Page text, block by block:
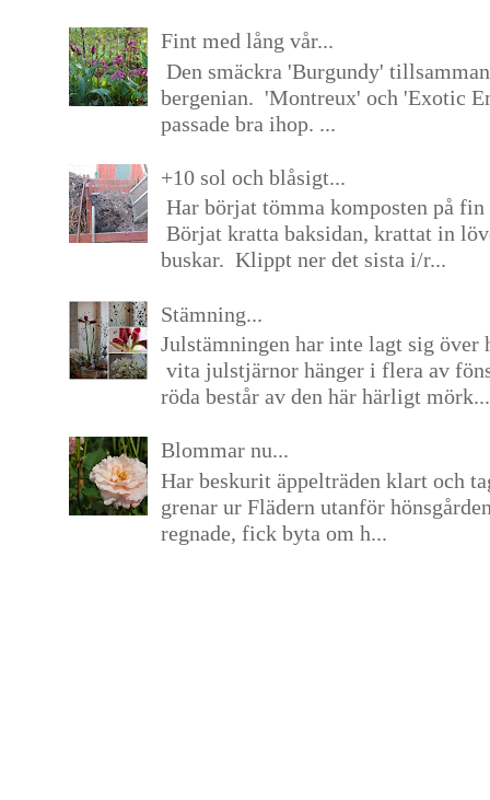
Fint med lång vår...
Den smäckra 'Burgundy'
bergenian. 'Montreux' och 'Exotic
passade bra ihop. ...
+10 sol och blåsigt...
Har börjat tömma komposten på
Börjat kratta baksidan, krattat in
buskar. Klippt ner det sista i/r...
Stämning...
Julstämningen har inte lagt sig över
vita julstjärnor hänger i flera av
röda består av den här härligt mörk...
Blommar nu...
Har beskurit äppelträden klart och
grenar ur Flädern utanför
regnade, fick byta om h...